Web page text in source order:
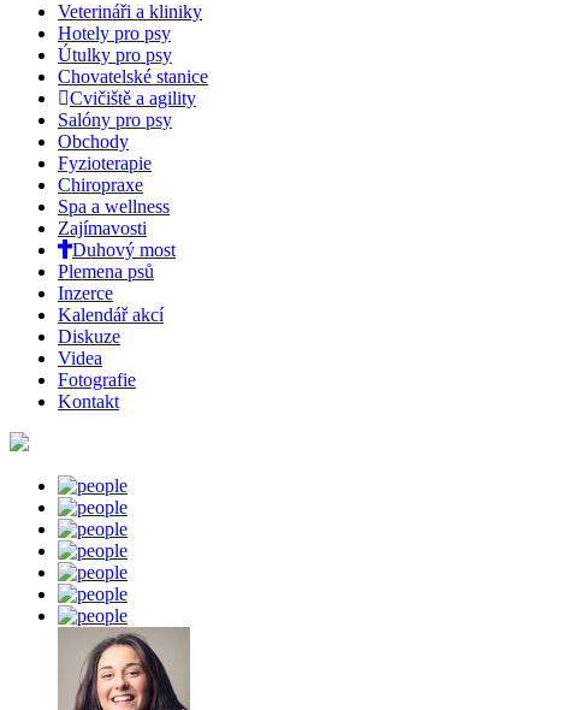
Veterináři a kliniky
Hotely pro psy
Útulky pro psy
Chovatelské stanice
Cvičiště a agility
Salóny pro psy
Obchody
Fyzioterapie
Chiropraxe
Spa a wellness
Zajímavosti
Duhový most
Plemena psů
Inzerce
Kalendář akcí
Diskuze
Videa
Fotografie
Kontakt